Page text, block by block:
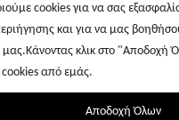
cookies για να σας
και για να μας
μας.Κάνοντας κλικ στο "Αποδοχή
από εμάς.
Αποδοχή Όλων
Σελίδα 1 Σελίδα